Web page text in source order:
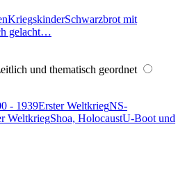
KriegskinderSchwarzbrot mit
gelacht…
und thematisch geordnet
- 1939Erster WeltkriegNS-
WeltkriegShoa, HolocaustU-Boot und